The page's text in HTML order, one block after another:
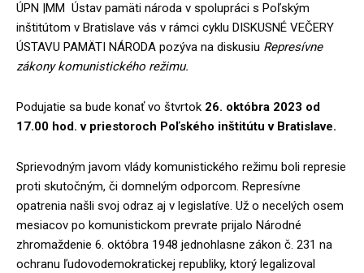
ÚPN |MM Ústav pamäti národa v spolupráci s Poľským
inštitútom v Bratislave vás v rámci cyklu DISKUSNÉ VEČERY
ÚSTAVU PAMÄTI NÁRODA pozýva na diskusiu Represívne
zákony komunistického režimu.
Podujatie sa bude konať vo štvrtok 26. októbra 2023 od
17.00 hod. v priestoroch Poľského inštitútu v Bratislave.
Sprievodným javom vlády komunistického režimu boli represie
proti skutočným, či domnelým odporcom. Represívne
opatrenia našli svoj odraz aj v legislatíve. Už o necelých osem
mesiacov po komunistickom prevrate prijalo Národné
zhromaždenie 6. októbra 1948 jednohlasne zákon č. 231 na
ochranu ľudovodemokratickej republiky, ktorý legalizoval